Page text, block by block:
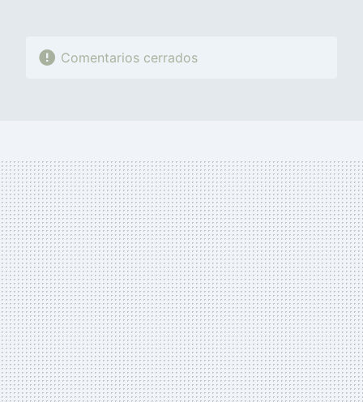
Comentarios cerrados